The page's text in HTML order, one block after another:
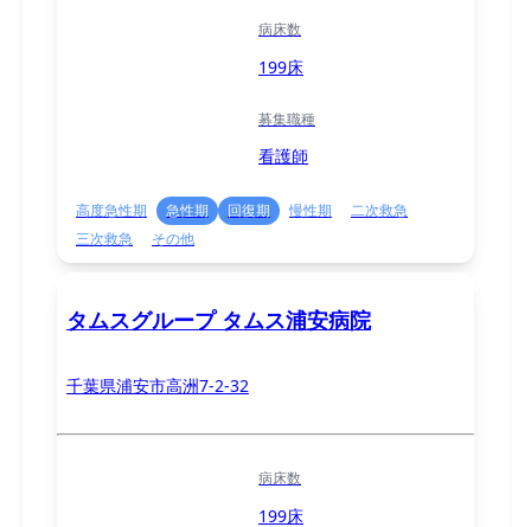
病床数
199床
募集職種
看護師
高度急性期 急性期 回復期 慢性期
二次救急
三次救急
その他
タムスグループ タムス浦安病院
千葉県浦安市高洲7-2-32
病床数
199床